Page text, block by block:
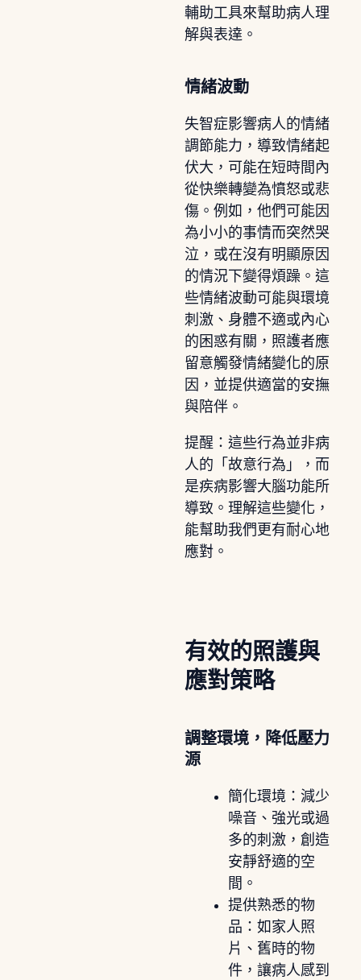
輔助工具來幫助病人理
解與表達。
情緒波動
失智症影響病人的情緒
調節能力，導致情緒起
伏大，可能在短時間內
從快樂轉變為憤怒或悲
傷。例如，他們可能因
為小小的事情而突然哭
泣，或在沒有明顯原因
的情況下變得煩躁。這
些情緒波動可能與環境
刺激、身體不適或內心
的困惑有關，照護者應
留意觸發情緒變化的原
因，並提供適當的安撫
與陪伴。
提醒：這些行為並非病
人的「故意行為」，而
是疾病影響大腦功能所
導致。理解這些變化，
能幫助我們更有耐心地
應對。
有效的照護與
應對策略
調整環境，降低壓力
源
簡化環境：減少
噪音、強光或過
多的刺激，創造
安靜舒適的空
間。
提供熟悉的物
品：如家人照
片、舊時的物
件，讓病人感到